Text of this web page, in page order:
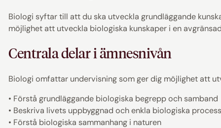
Biologi syftar till att du ska utveckla grundläggande
möjlighet att utveckla biologiska kunskaper i en
Centrala delar i ämnesnivån
Biologi omfattar undervisning som ger dig möjlighet att
• Förstå grundläggande biologiska begrepp och samband
• Beskriva livets uppbyggnad och enkla biologiska
• Förstå biologiska sammanhang i naturen